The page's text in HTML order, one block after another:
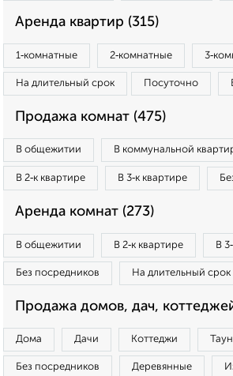
Аренда квартир (315)
1‑комнатные 2‑комнатные
На длительный срок Посуточно
Продажа комнат (475)
В общежитии В коммунальной
В 2‑к квартире В 3‑к квартире
Аренда комнат (273)
В общежитии В 2‑к квартире В
Без посредников На длительный срок
Продажа домов, дач,
Дома Дачи Коттеджи
Без посредников Деревянные